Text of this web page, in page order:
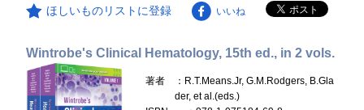
ほしいものリストに登録 いいね
Wintrobe's Clinical Hematology, 15th ed., in 2 vols.
著者
：R.T.Means.Jr, G.M.Rodgers, B.Gla
der, et al.(eds.)